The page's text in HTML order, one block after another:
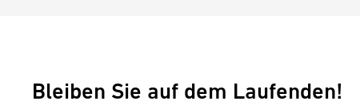
Bleiben Sie auf dem Laufenden!